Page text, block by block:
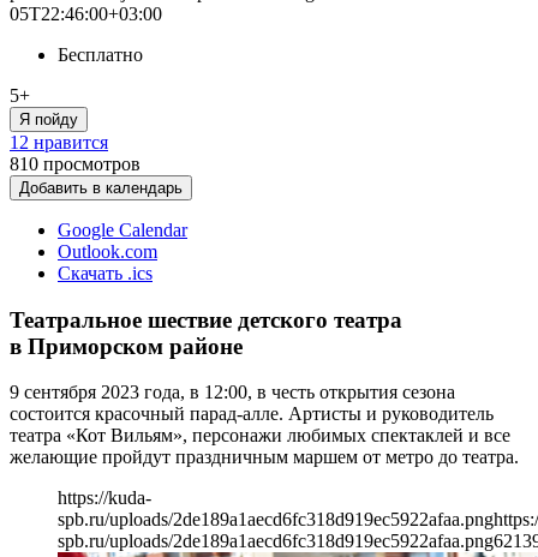
05T22:46:00+03:00
Бесплатно
5+
Я пойду
12 нравится
810 просмотров
Добавить в календарь
Google Calendar
Outlook.com
Скачать .ics
Театральное шествие детского театра
в Приморском районе
9 сентября 2023 года, в 12:00, в честь открытия сезона
состоится красочный парад-алле. Артисты и руководитель
театра «Кот Вильям», персонажи любимых спектаклей и все
желающие пройдут праздничным маршем от метро до театра.
https://kuda-
spb.ru/uploads/2de189a1aecd6fc318d919ec5922afaa.png
spb.ru/uploads/2de189a1aecd6fc318d919ec5922afaa.png621